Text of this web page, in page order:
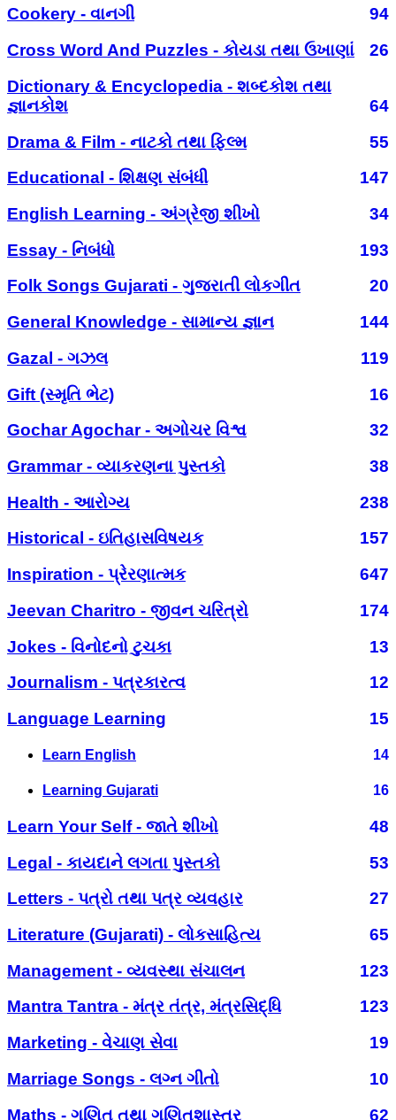
Cookery - વાનગી
94
Cross Word And Puzzles - કોયડા તથા ઉખાણાં
26
Dictionary & Encyclopedia - શબ્દકોશ તથા
જ્ઞાનકોશ
64
Drama & Film - નાટકો તથા ફિલ્મ
55
Educational - શિક્ષણ સંબંધી
147
English Learning - અંગ્રેજી શીખો
34
Essay - નિબંધો
193
Folk Songs Gujarati - ગુજરાતી લોકગીત
20
General Knowledge - સામાન્ય જ્ઞાન
144
Gazal - ગઝલ
119
Gift (સ્મૃતિ ભેટ)
16
Gochar Agochar - અગોચર વિશ્વ
32
Grammar - વ્યાકરણના પુસ્તકો
38
Health - આરોગ્ય
238
Historical - ઇતિહાસવિષયક
157
Inspiration - પ્રેરણાત્મક
647
Jeevan Charitro - જીવન ચરિત્રો
174
Jokes - વિનોદનો ટુચકા
13
Journalism - પત્રકારત્વ
12
Language Learning
15
Learn English 14
Learning Gujarati 16
Learn Your Self - જાતે શીખો
48
Legal - કાયદાને લગતા પુસ્તકો
53
Letters - પત્રો તથા પત્ર વ્યવહાર
27
Literature (Gujarati) - લોકસાહિત્ય
65
Management - વ્યવસ્થા સંચાલન
123
Mantra Tantra - મંત્ર તંત્ર, મંત્રસિદ્ધિ
123
Marketing - વેચાણ સેવા
19
Marriage Songs - લગ્ન ગીતો
10
Maths - ગણિત તથા ગણિતશાસ્ત્ર
62